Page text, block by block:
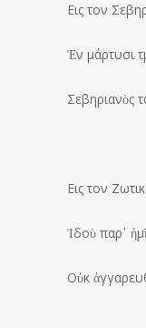
Eις τον
Ἐν μάρτυσι
Σεβηριανὸς
Eις τον
Ἰδοὺ παρ᾽
Οὐκ